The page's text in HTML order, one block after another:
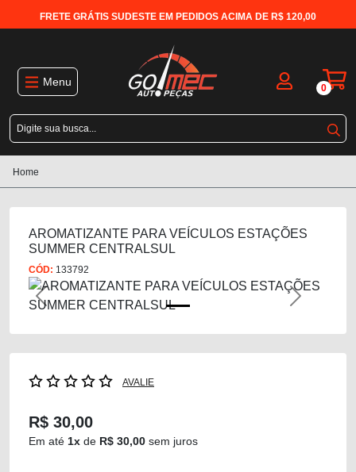
FRETE GRÁTIS SUDESTE EM PEDIDOS ACIMA DE R$ 120,00
Menu 0
Home
AROMATIZANTE PARA VEÍCULOS ESTAÇÕES
SUMMER CENTRALSUL
CÓD: 133792
Previous Next
AVALIE
R$ 30,00
Em até 1x de R$ 30,00 sem juros